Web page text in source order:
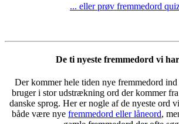
... eller prøv fremmedord
De ti nyeste fremmedord vi
Der kommer hele tiden nye fremmedord
bruger i stor udstrækning ord der kommer
danske sprog. Her er nogle af de nyeste ord
både være nye fremmedord eller låneord,